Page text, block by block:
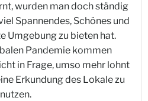
wurden man doch ständig
Spannendes, Schönes und
Umgebung zu bieten hat.
Pandemie kommen
in Frage, umso mehr lohnt
Erkundung des Lokale zu
nutzen.